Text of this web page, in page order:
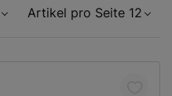
Artikel pro Seite 12